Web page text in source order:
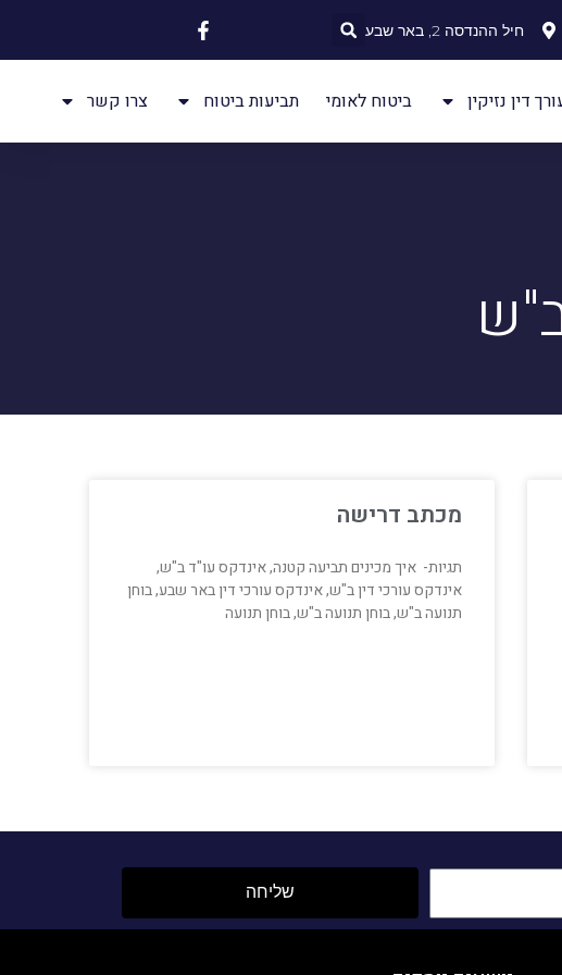
חיל ההנדסה 2, באר שבע
דין נזיקין ביטוח לאומי תביעות ביטוח צרו קשר
מכתב דרישה
תגיות- איך מכינים תביעה קטנה, אינדקס עו"ד ב"ש,
אינדקס עורכי דין ב"ש, אינדקס עורכי דין באר שבע, בוחן
תנועה ב"ש, בוחן תנועה ב"ש, בוחן תנועה
שליחה